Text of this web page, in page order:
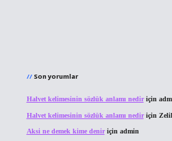
Son yorumlar
Halvet kelimesinin sözlük anlamı nediriçin
Halvet kelimesinin sözlük anlamı nediriçin
Aksi ne demek kime deniriçin admin